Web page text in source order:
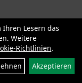
BMC Orbea
Yeti
Bekleidung
Ihren Lesern das
Weitere
Richtlinien.
Akzeptieren